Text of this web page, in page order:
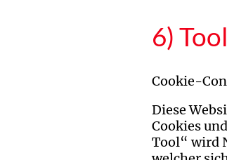
6)
Cookie-
Diese
Cookies
Tool“ wird